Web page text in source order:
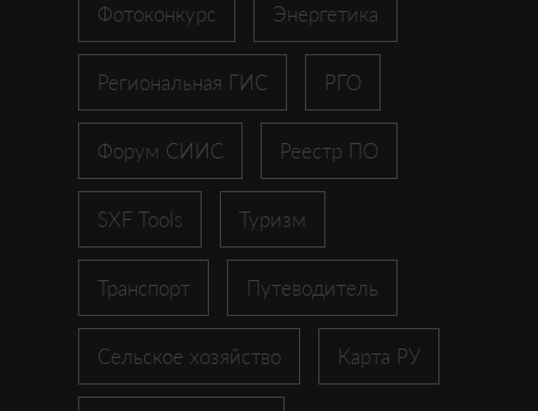
Фотоконкурс Энергетика
Региональная ГИС РГО
Форум СИИС Реестр ПО
SXF Tools Туризм
Транспорт Путеводитель
Сельское хозяйство Карта РУ